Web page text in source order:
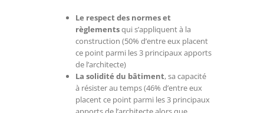
Le respect des normes et
règlementsqui s’appliquent à la
construction (50% d’entre eux placent
ce point parmi les 3 principaux apports
de l’architecte)
La solidité du bâtiment, sa capacité
à résister au temps (46% d’entre eux
placent ce point parmi les 3 principaux